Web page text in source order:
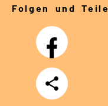
Folgen und
Facebook
Teilen